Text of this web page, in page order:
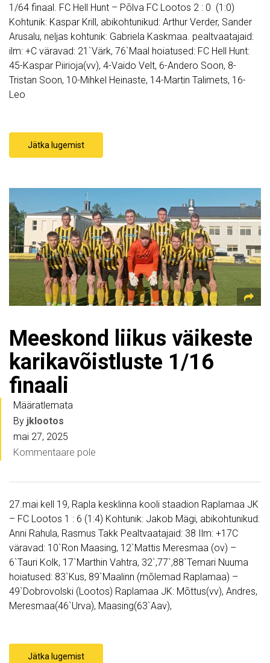
1/64 finaal. FC Hell Hunt – Põlva FC Lootos 2 : 0 (1:0)
Kohtunik: Kaspar Krill, abikohtunikud: Arthur Verder, Sander
Arusalu, neljas kohtunik: Gabriela Kaskmaa. pealtvaatajaid:
ilm: +C väravad: 21`Värk, 76`Maal hoiatused: FC Hell Hunt:
45-Kaspar Piirioja(vv), 4-Vaido Velt, 6-Andero Soon, 8-
Tristan Soon, 10-Mihkel Heinaste, 14-Martin Talimets, 16-
Leo
Jätka lugemist
Meeskond liikus väikeste
karikavõistluste 1/16
finaali
Määratlemata
By jklootos
mai 27, 2025
Kommentaare pole
27.mai kell 19, Rapla kesklinna kooli staadion Raplamaa JK
– FC Lootos 1 : 6 (1:4) Kohtunik: Jakob Mägi, abikohtunikud:
Anni Rahula, Rasmus Takk Pealtvaatajaid: 38 Ilm: +17C
väravad: 10`Ron Maasing, 12`Mattis Meresmaa (ov) –
6`Tauri Kolk, 17`Marthin Vahtra, 32`,77`,88`Temari Nuuma
hoiatused: 83`Kus, 89`Maalinn (mõlemad Raplamaa) –
49`Dobrovolski (Lootos) Raplamaa JK: Mõttus(vv), Andres,
Meresmaa(46`Urva), Maasing(63`Aav),
Jätka lugemist